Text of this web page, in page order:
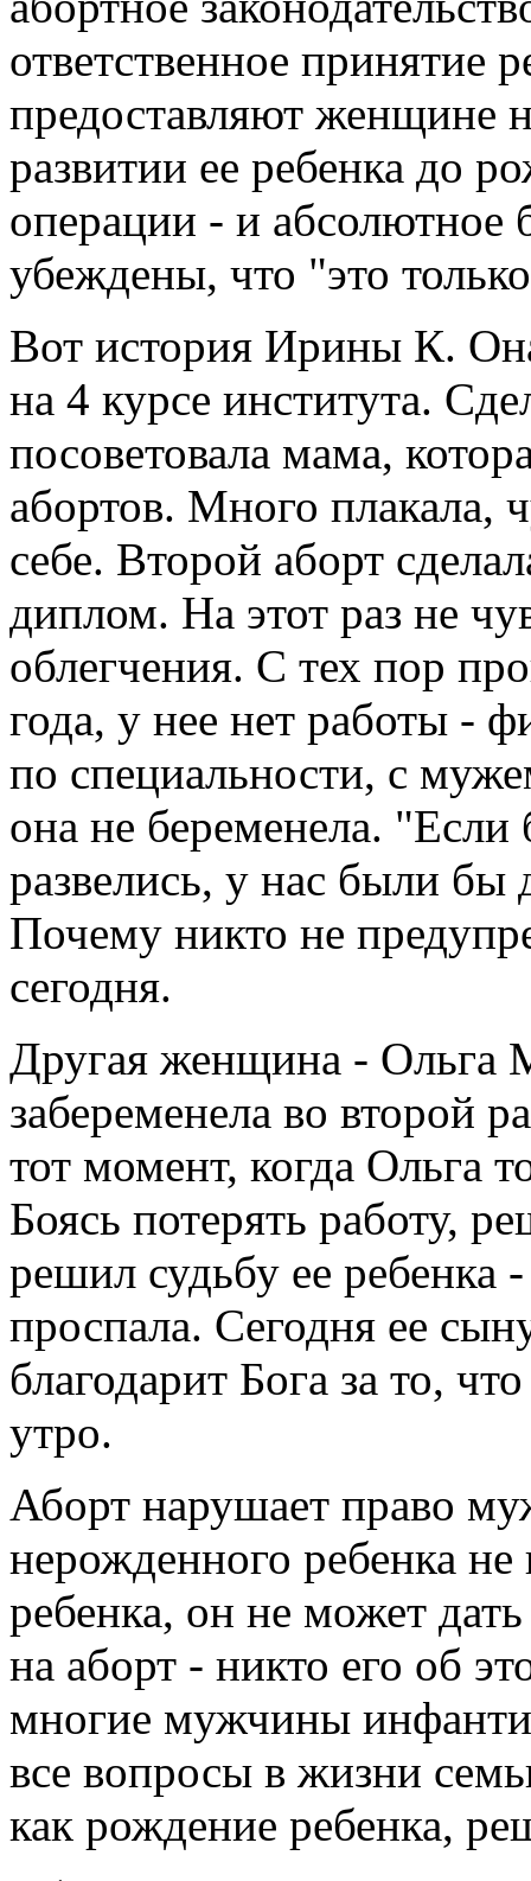
ответственное принятие
предоставляют женщине
развитии ее ребенка до
операции - и
убеждены, что "это
Вот история Ирины К.
на 4 курсе института.
посоветовала мама,
абортов. Много плакала,
себе. Второй аборт
диплом. На этот раз не
облегчения. С тех пор
года, у нее нет работы -
по специальности, с
она не беременела.
развелись, у нас были бы
Почему никто не
сегодня.
Другая женщина - Ольга
забеременела во второй
тот момент, когда Ольга
Боясь потерять работу,
решил судьбу ее ребенка
проспала. Сегодня ее
благодарит Бога за то,
утро.
Аборт нарушает право
нерожденного ребенка
ребенка, он не может дать
на аборт - никто его об
многие мужчины
все вопросы в жизни
как рождение ребенка,